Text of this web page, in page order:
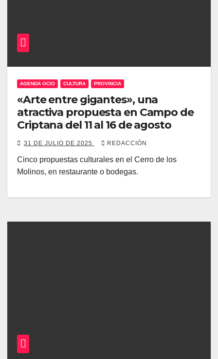
AGENDA OCIO CULTURA PROVINCIA
«Arte entre gigantes», una
atractiva propuesta en Campo de
Criptana del 11 al 16 de agosto
31 DE JULIO DE 2025 REDACCIÓN
Cinco propuestas culturales en el Cerro de los
Molinos, en restaurante o bodegas.